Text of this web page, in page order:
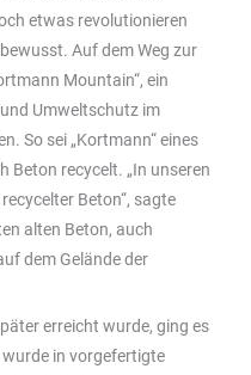
etwas revolutionieren
Auf dem Weg zur
Mountain“, ein
Umweltschutz im
So sei „Kortmann“ eines
Beton recycelt. „In unseren
Beton“, sagte
alten Beton, auch
dem Gelände der
erreicht wurde, ging es
in vorgefertigte